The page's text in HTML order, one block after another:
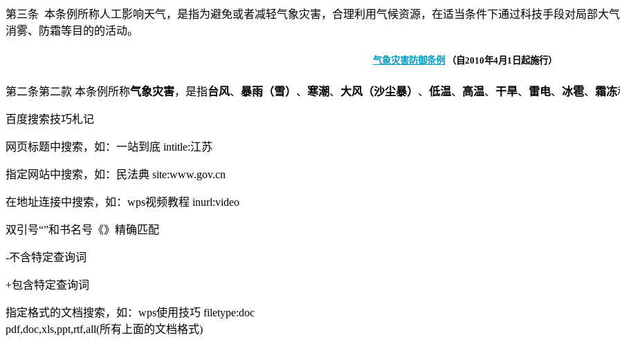
第三条 本条例所称人工影响天气，是指为避免或者减轻气象灾害，合理利用气候资源，在适当条件下通过科技手段对局部大
消雾、防霜等目的的活动。
气象灾害防御条例 （自2010年4月1日起施行）
第二条第二款 本条例所称气象灾害，是指台风、 暴雨（雪） 、 寒潮、 大风（沙尘暴） 、 低温、 高温、 干旱、 雷电、 冰雹、 霜冻
百度搜索技巧札记
网页标题中搜索，如：一站到底 intitle:江苏
指定网站中搜索，如：民法典 site:www.gov.cn
在地址连接中搜索，如：wps视频教程 inurl:video
双引号“”和书名号《》精确匹配
-不含特定查询词
+包含特定查询词
指定格式的文档搜索，如：wps使用技巧 filetype:doc
pdf,doc,xls,ppt,rtf,all(所有上面的文档格式)